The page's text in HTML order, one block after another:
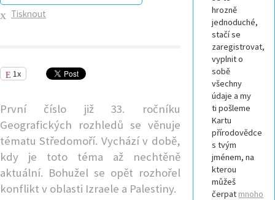
Tisknout
1x
První číslo již 33. ročníku
Geografických rozhledů se věnuje
tématu Středomoří. Vychází v době,
kdy je toto téma až nechtěně
aktuální. Bohužel se opět rozhořel
konflikt v oblasti Izraele a Palestiny.
hrozně
jednoduché,
stačí se
zaregistrovat,
vyplnit o
sobě
všechny
údaje a my
ti pošleme
Kartu
přírodovědce
s tvým
jménem, na
kterou
můžeš
čerpat mnoho